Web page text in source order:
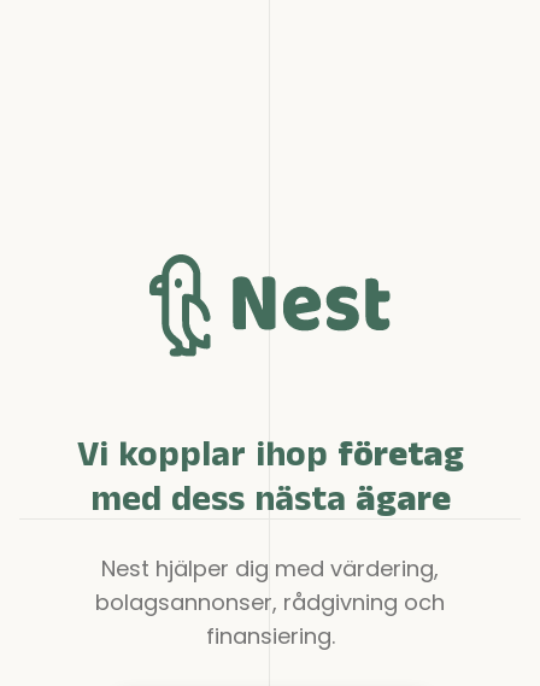
Vi kopplar ihop företag
med dess nästa ägare
Nest hjälper dig med värdering,
bolagsannonser, rådgivning och
finansiering.